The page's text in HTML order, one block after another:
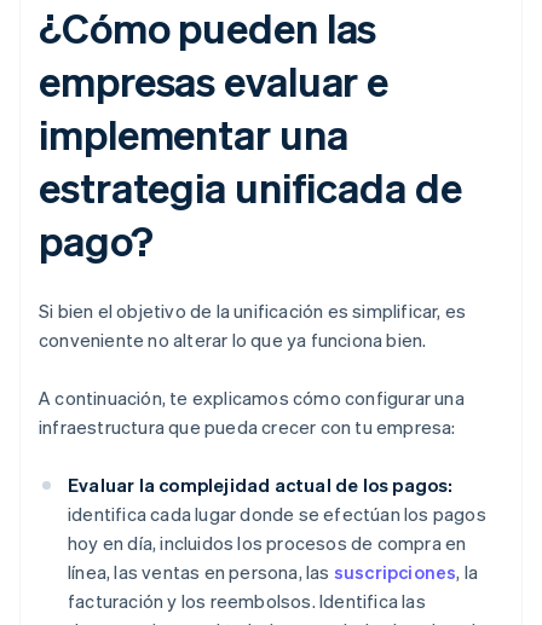
¿Cómo pueden las
empresas evaluar e
implementar una
estrategia unificada de
pago?
Si bien el objetivo de la unificación es simplificar, es
conveniente no alterar lo que ya funciona bien.
A continuación, te explicamos cómo configurar una
infraestructura que pueda crecer con tu empresa:
Evaluar la complejidad actual de los pagos:
identifica cada lugar donde se efectúan los pagos
hoy en día, incluidos los procesos de compra en
línea, las ventas en persona, las suscripciones, la
facturación y los reembolsos. Identifica las